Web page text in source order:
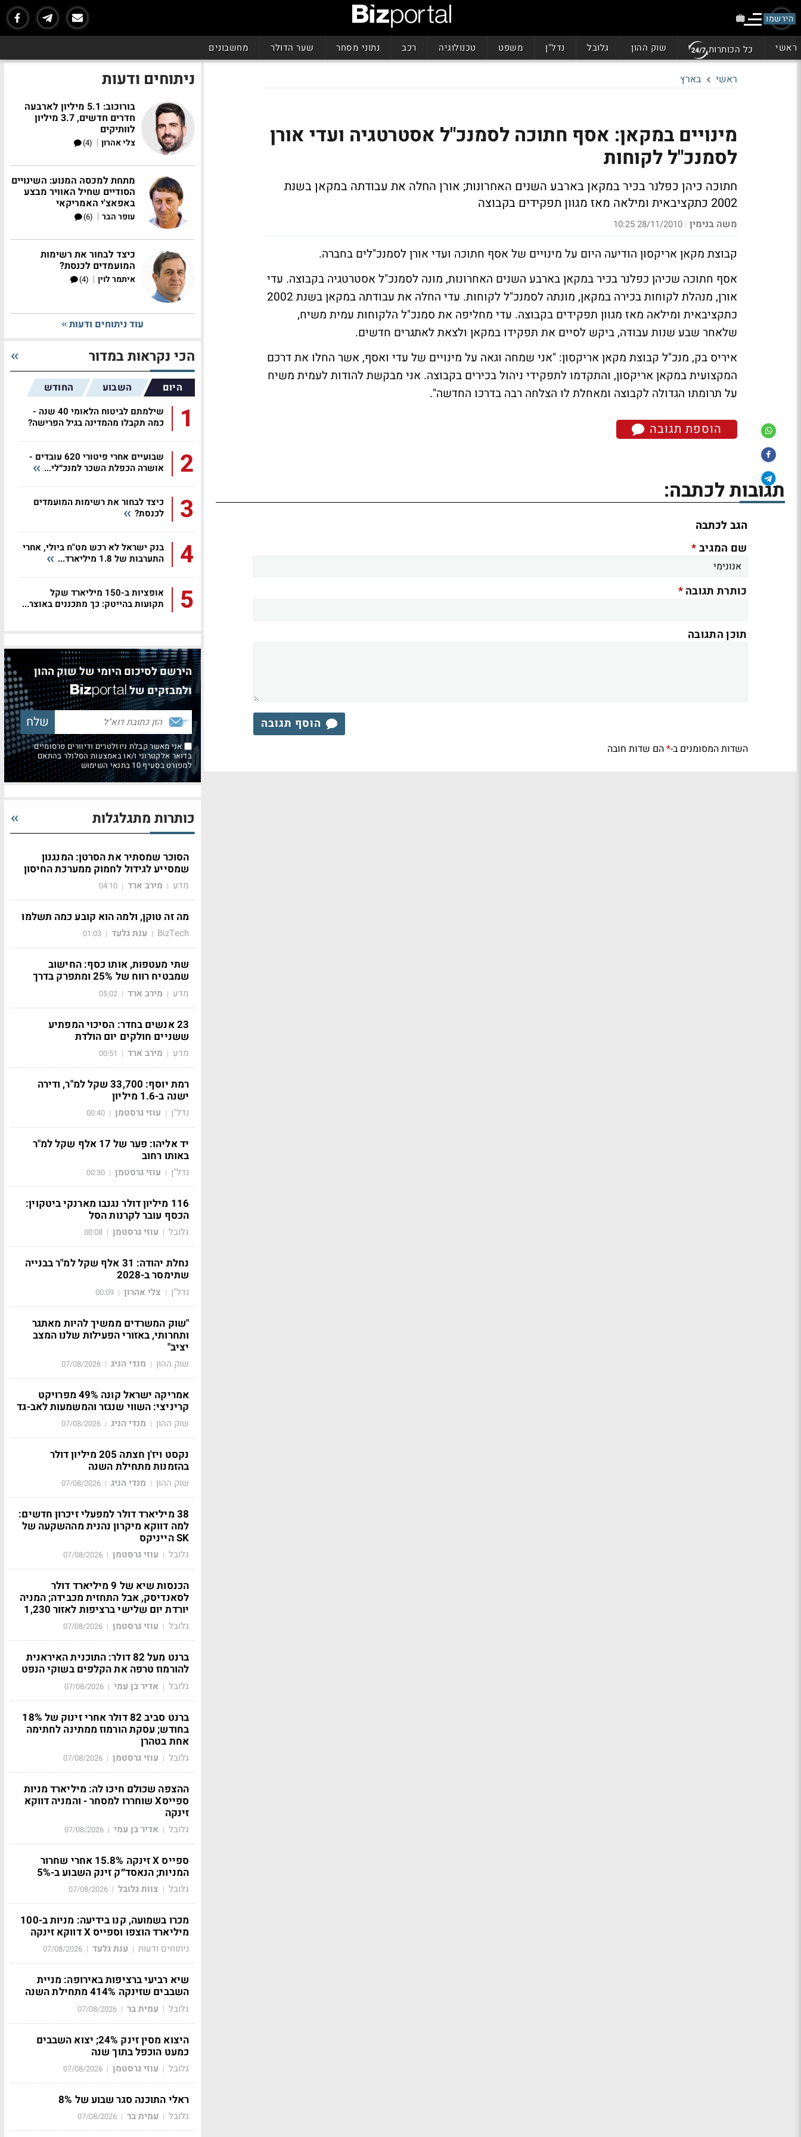
הירשמו
ראשי כל הכותרות שוק ההון גלובל נדל"ן משפט טכנולוגיה רכב נתוני מסחר שער הדולר מחשבונים
ראשי בארץ
מינויים במקאן: אסף חתוכה לסמנכ"ל אסטרטגיה ועדי אורן
לסמנכ"ל לקוחות
חתוכה כיהן כפלנר בכיר במקאן בארבע השנים האחרונות; אורן החלה את עבודתה במקאן בשנת
2002 כתקציבאית ומילאה מאז מגוון תפקידים בקבוצה
משה בנימין |
28/11/2010 10:25
קבוצת מקאן אריקסון הודיעה היום על מינויים של אסף חתוכה ועדי אורן לסמנכ"לים בחברה.
אסף חתוכה שכיהן כפלנר בכיר במקאן בארבע השנים האחרונות, מונה לסמנכ"ל אסטרטגיה בקבוצה. עדי
אורן, מנהלת לקוחות בכירה במקאן, מונתה לסמנכ"ל לקוחות. עדי החלה את עבודתה במקאן בשנת 2002
כתקציבאית ומילאה מאז מגוון תפקידים בקבוצה. עדי מחליפה את סמנכ"ל הלקוחות עמית משיח,
שלאחר שבע שנות עבודה, ביקש לסיים את תפקידו במקאן ולצאת לאתגרים חדשים.
איריס בק, מנכ"ל קבוצת מקאן אריקסון: "אני שמחה וגאה על מינויים של עדי ואסף, אשר החלו את דרכם
המקצועית במקאן אריקסון, והתקדמו לתפקידי ניהול בכירים בקבוצה. אני מבקשת להודות לעמית משיח
על תרומתו הגדולה לקבוצה ומאחלת לו הצלחה רבה בדרכו החדשה".
הוספת תגובה
תגובות לכתבה:
הגב לכתבה
שם המגיב*
כותרת תגובה*
תוכן התגובה
הוסף תגובה
השדות המסומנים ב-*הם שדות חובה
ניתוחים ודעות
בורוכוב: 5.1 מיליון לארבעה
חדרים חדשים, 3.7 מיליון
לוותיקים
צלי אהרון |
(4)
מתחת למכסה המנוע: השינויים
הסודיים שחיל האוויר מבצע
באפאצ'י האמריקאי
עופר הבר |
(6)
כיצד לבחור את רשימות
המועמדים לכנסת?
איתמר לוין |
(4)
עוד ניתוחים ודעות
הכי נקראות במדור
היום השבוע החודש
1
שילמתם לביטוח הלאומי 40 שנה -
כמה תקבלו מהמדינה בגיל הפרישה?
2
שבועיים אחרי פיטורי 620 עובדים -
אושרה הכפלת השכר למנכ״לי...
3
כיצד לבחור את רשימות המועמדים
לכנסת?
4
בנק ישראל לא רכש מט"ח ביולי, אחרי
התערבות של 1.8 מיליארד...
5
אופציות ב-150 מיליארד שקל
תקועות בהייטק: כך מתכננים באוצר...
הירשם לסיכום היומי של שוק ההון
ולמבזקים של
אני מאשר קבלת ניוזלטרים ודיוורים פרסומיים
בדואר אלקטרוני ו/או באמצעות הסלולר בהתאם
למפורט בסעיף 10 בתנאי השימוש
כותרות מתגלגלות
הסוכר שמסתיר את הסרטן: המנגנון
שמסייע לגידול לחמוק ממערכת החיסון
מדע | מירב ארד |
04:10
מה זה טוקן, ולמה הוא קובע כמה תשלמו
BizTech
| ענת גלעד |
01:03
שתי מעטפות, אותו כסף: החישוב
שמבטיח רווח של 25% ומתפרק בדרך
מדע | מירב ארד |
05:02
23 אנשים בחדר: הסיכוי המפתיע
ששניים חולקים יום הולדת
מדע | מירב ארד |
00:51
רמת יוסף: 33,700 שקל למ"ר, ודירה
ישנה ב-1.6 מיליון
נדל"ן | עוזי גרסטמן |
00:40
יד אליהו: פער של 17 אלף שקל למ"ר
באותו רחוב
נדל"ן | עוזי גרסטמן |
00:30
116 מיליון דולר נגנבו מארנקי ביטקוין:
הכסף עובר לקרנות הסל
גלובל | עוזי גרסטמן |
00:08
נחלת יהודה: 31 אלף שקל למ"ר בבנייה
שתימסר ב-2028
נדל"ן | צלי אהרון |
00:09
"שוק המשרדים ממשיך להיות מאתגר
ותחרותי, באזורי הפעילות שלנו המצב
יציב"
שוק ההון | מנדי הניג |
07/08/2026
אמריקה ישראל קונה 49% מפרויקט
קריניצי: השווי שנגזר והמשמעות לאב-גד
שוק ההון | מנדי הניג |
07/08/2026
נקסט ויז'ן חצתה 205 מיליון דולר
בהזמנות מתחילת השנה
שוק ההון | מנדי הניג |
07/08/2026
38 מיליארד דולר למפעלי זיכרון חדשים:
למה דווקא מיקרון נהנית מההשקעה של
SK הייניקס
גלובל | עוזי גרסטמן |
07/08/2026
הכנסות שיא של 9 מיליארד דולר
לסאנדיסק, אבל התחזית מכבידה; המניה
יורדת יום שלישי ברציפות לאזור 1,230
גלובל | עוזי גרסטמן |
07/08/2026
ברנט מעל 82 דולר: התוכנית האיראנית
להורמוז טרפה את הקלפים בשוקי הנפט
גלובל | אדיר בן עמי |
07/08/2026
ברנט סביב 82 דולר אחרי זינוק של 18%
בחודש; עסקת הורמוז ממתינה לחתימה
אחת בטהרן
גלובל | עוזי גרסטמן |
07/08/2026
ההצפה שכולם חיכו לה: מיליארד מניות
ספייסX שוחררו למסחר - והמניה דווקא
זינקה
גלובל | אדיר בן עמי |
07/08/2026
ספייס X זינקה 15.8% אחרי שחרור
המניות; הנאסד״ק זינק השבוע ב-5%
גלובל | צוות גלובל |
07/08/2026
מכרו בשמועה, קנו בידיעה: מניות ב-100
מיליארד הוצפו וספייס X דווקא זינקה
ניתוחים ודעות | ענת גלעד |
07/08/2026
שיא רביעי ברציפות באירופה: מניית
השבבים שזינקה 414% מתחילת השנה
גלובל | עמית בר |
07/08/2026
היצוא מסין זינק 24%; יצוא השבבים
כמעט הוכפל בתוך שנה
גלובל | עוזי גרסטמן |
07/08/2026
ראלי התוכנה סגר שבוע של 8%
גלובל | עמית בר |
07/08/2026